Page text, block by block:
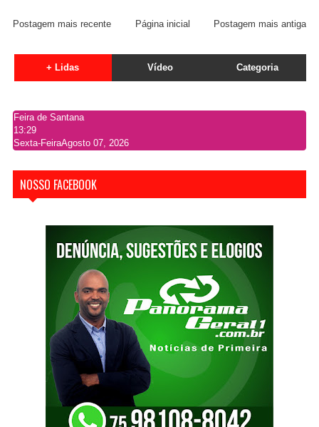
Postagem mais recente Postagem mais antiga
Página inicial
+ Lidas Vídeo Categoria
Feira de Santana
13:29
Sexta-FeiraAgosto 07, 2026
NOSSO FACEBOOK